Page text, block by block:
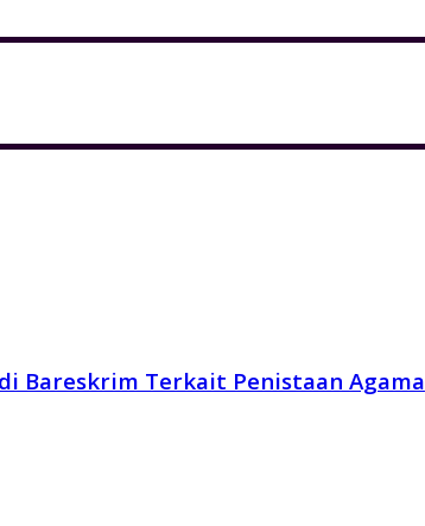
Bareskrim Terkait Penistaan Agama